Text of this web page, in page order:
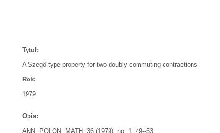
Tytuł:
A Szegö type property for two doubly commuting contractions
Rok:
1979
Opis:
ANN. POLON. MATH. 36 (1979), no. 1, 49--53